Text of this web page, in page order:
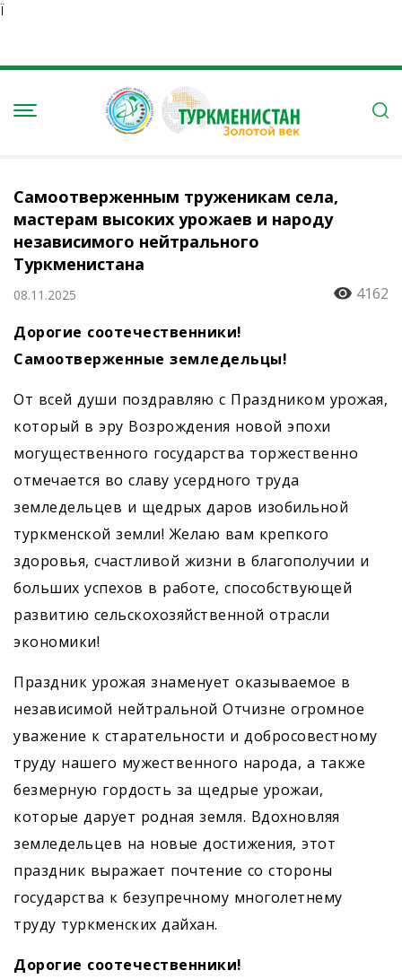
Ï
Самоотверженным труженикам села,
мастерам высоких урожаев и народу
независимого нейтрального
Туркменистана
08.11.2025
4162
Дорогие соотечественники!
Самоотверженные земледельцы!
От всей души поздравляю с Праздником урожая,
который в эру Возрождения новой эпохи
могущественного государства торжественно
отмечается во славу усердного труда
земледельцев и щедрых даров изобильной
туркменской земли! Желаю вам крепкого
здоровья, счастливой жизни в благополучии и
больших успехов в работе, способствующей
развитию сельскохозяйственной отрасли
экономики!
Праздник урожая знаменует оказываемое в
независимой нейтральной Отчизне огромное
уважение к старательности и добросовестному
труду нашего мужественного народа, а также
безмерную гордость за щедрые урожаи,
которые дарует родная земля. Вдохновляя
земледельцев на новые достижения, этот
праздник выражает почтение со стороны
государства к безупречному многолетнему
труду туркменских дайхан.
Дорогие соотечественники!